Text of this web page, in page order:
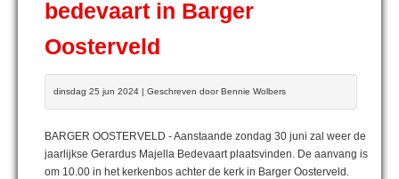
bedevaart in Barger
Oosterveld
dinsdag 25 jun 2024 | Geschreven door Bennie Wolbers
BARGER OOSTERVELD - Aanstaande zondag 30 juni zal weer de
jaarlijkse Gerardus Majella Bedevaart plaatsvinden. De aanvang is
om 10.00 in het kerkenbos achter de kerk in Barger Oosterveld.